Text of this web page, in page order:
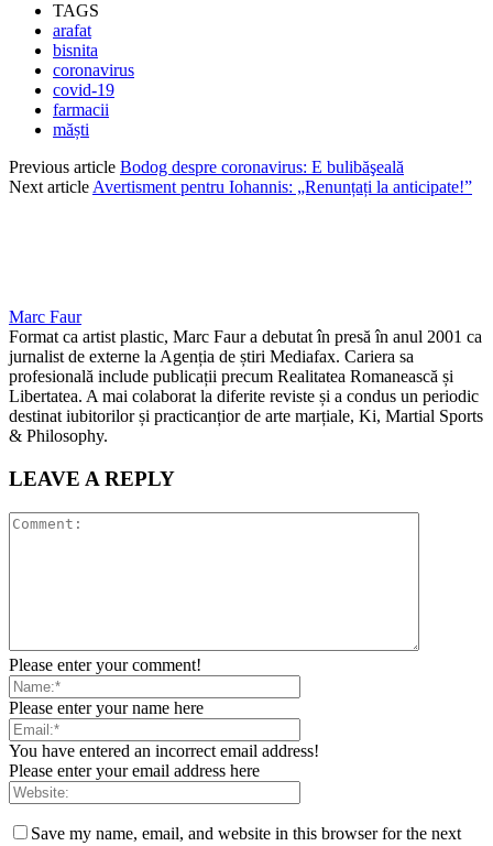
TAGS
arafat
bisnita
coronavirus
covid-19
farmacii
măști
Previous article Bodog despre coronavirus: E bulibăşeală
Next articleAvertisment pentru Iohannis: „Renunțați la anticipate!”
Marc Faur
Format ca artist plastic, Marc Faur a debutat în presă în anul 2001 ca
jurnalist de externe la Agenția de știri Mediafax. Cariera sa
profesională include publicații precum Realitatea Romanească și
Libertatea. A mai colaborat la diferite reviste și a condus un periodic
destinat iubitorilor și practicanțior de arte marțiale, Ki, Martial Sports
& Philosophy.
LEAVE A REPLY
Please enter your comment!
Please enter your name here
You have entered an incorrect email address!
Please enter your email address here
Save my name, email, and website in this browser for the next